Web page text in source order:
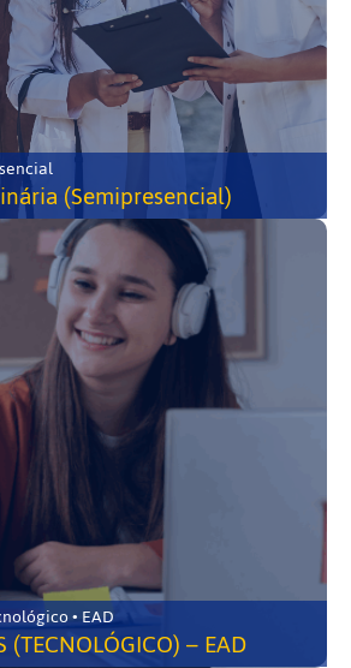
(Semipresencial)
Divinópolis-MG • Tecnológico • EAD
(TECNOLÓGICO) – EAD